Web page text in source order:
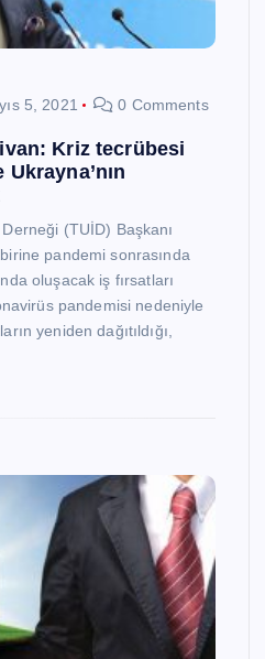
5, 2021 0 Comments
Kriz tecrübesi
(TUİD) Başkanı
pandemi sonrasında
oluşacak iş fırsatları
pandemisi nedeniyle
yeniden dağıtıldığı,